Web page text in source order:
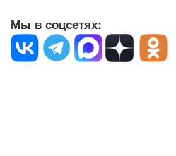
Мы в соцсетях: